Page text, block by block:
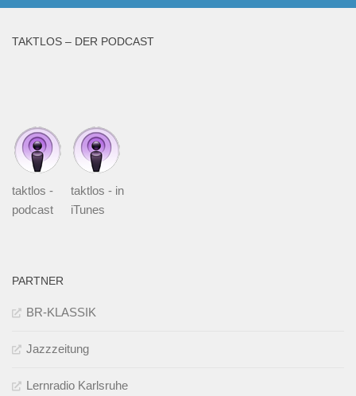
TAKTLOS – DER PODCAST
taktlos -
podcast
taktlos - in
iTunes
PARTNER
BR-KLASSIK
Jazzzeitung
Lernradio Karlsruhe